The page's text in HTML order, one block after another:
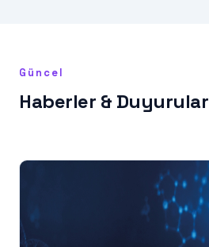
Güncel
Haberler & Duyurular